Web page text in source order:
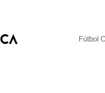
Fútbol